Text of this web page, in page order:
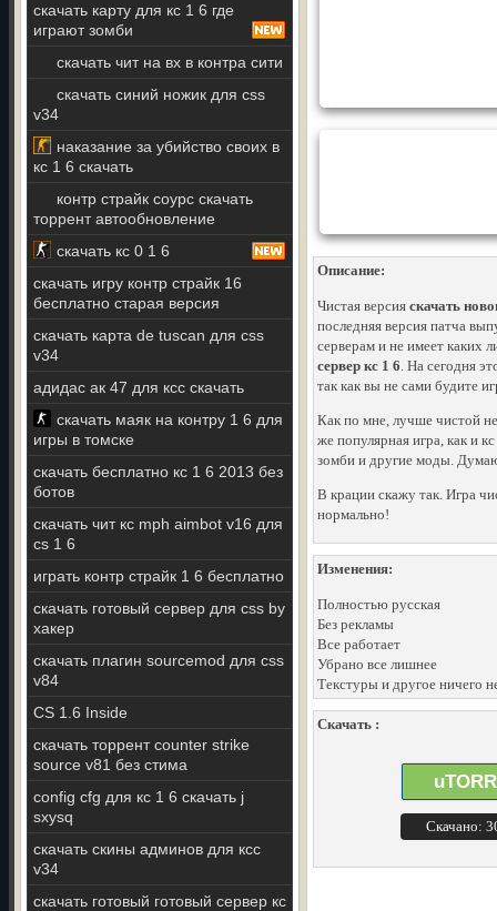
скачать карту для кс 1 6 где
играют зомби
скачать чит на вх в контра сити
скачать синий ножик для css
v34
наказание за убийство своих в
кс 1 6 скачать
контр страйк соурс скачать
торрент автообновление
скачать кс 0 1 6
скачать игру контр страйк 16
бесплатно старая версия
скачать карта de tuscan для css
v34
адидас ак 47 для ксс скачать
скачать маяк на контру 1 6 для
игры в томске
скачать бесплатно кс 1 6 2013 без
ботов
скачать чит кс mph aimbot v16 для
cs 1 6
играть контр страйк 1 6 бесплатно
скачать готовый сервер для css by
хакер
скачать плагин sourcemod для css
v84
CS 1.6 Inside
скачать торрент counter strike
source v81 без стима
config cfg для кс 1 6 скачать j
sxysq
скачать скины админов для ксс
v34
скачать готовый готовый сервер кс
Описание:
Чистая версия скачать
последняя версия патча
серверам и не имеет каких
сервер кс 1 6. На сегодня
так как вы не сами будите
Как по мне, лучше чистой
же популярная игра, как и
зомби и другие моды.
В крации скажу так. Игра
нормально!
Изменения:
Полностью русская
Без рекламы
Все работает
Убрано все лишнее
Текстуры и другое ничего
Скачать :
Скачано: